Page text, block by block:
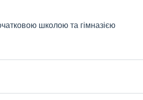
школою та гімназією